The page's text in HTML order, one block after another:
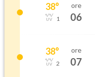
38°
1
ore
06
38°
2
ore
07